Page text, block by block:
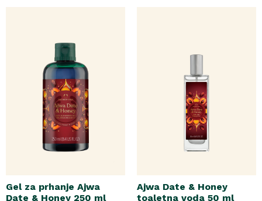
Gel za prhanje Ajwa
Date & Honey 250 ml
Ajwa Date & Honey
toaletna voda 50 ml